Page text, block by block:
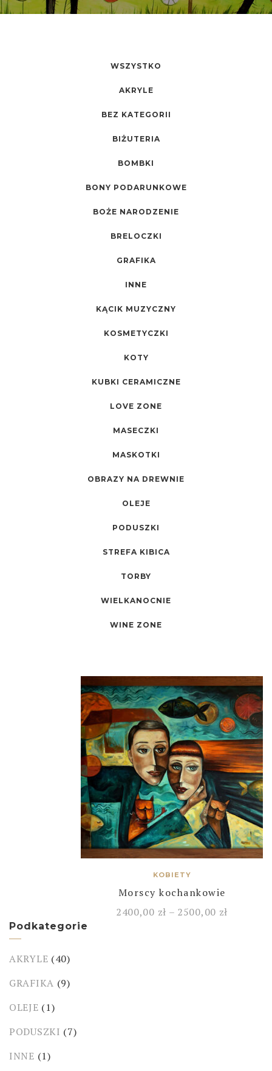
WSZYSTKO
AKRYLE
BEZ KATEGORII
BIŻUTERIA
BOMBKI
BONY PODARUNKOWE
BOŻE NARODZENIE
BRELOCZKI
GRAFIKA
INNE
KĄCIK MUZYCZNY
KOSMETYCZKI
KOTY
KUBKI CERAMICZNE
LOVE ZONE
MASECZKI
MASKOTKI
OBRAZY NA DREWNIE
OLEJE
PODUSZKI
STREFA KIBICA
TORBY
WIELKANOCNIE
WINE ZONE
KOBIETY
Morscy kochankowie
2400,00 zł – 2500,00 zł
Podkategorie
AKRYLE (40)
GRAFIKA (9)
OLEJE (1)
PODUSZKI (7)
INNE (1)